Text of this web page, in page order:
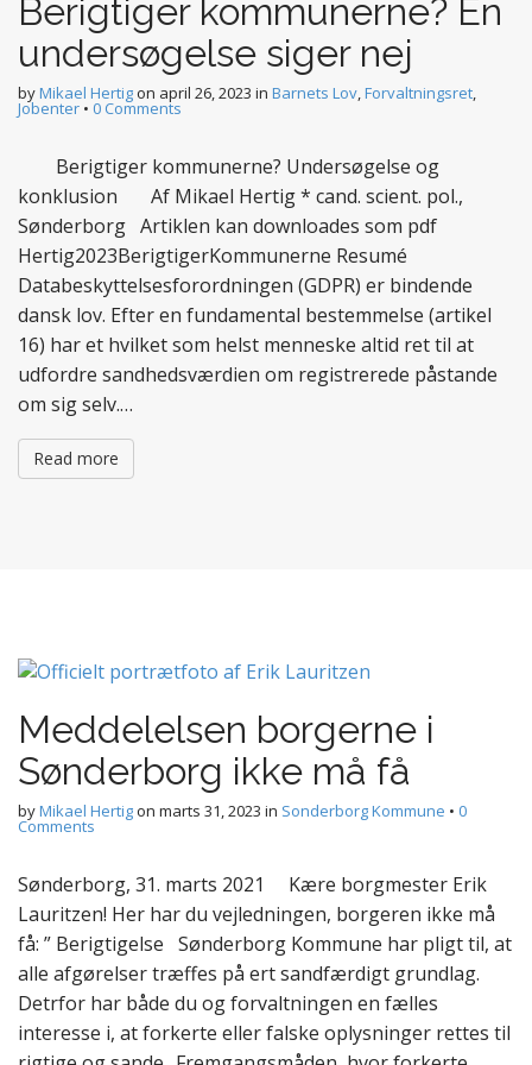
Berigtiger kommunerne? En
undersøgelse siger nej
byMikael Hertigon april 26, 2023 in Barnets Lov,Forvaltningsret,
Jobenter • 0 Comments
Berigtiger kommunerne? Undersøgelse og
konklusion Af Mikael Hertig * cand. scient. pol.,
Sønderborg Artiklen kan downloades som pdf
Hertig2023BerigtigerKommunerne Resumé
Databeskyttelsesforordningen (GDPR) er bindende
dansk lov. Efter en fundamental bestemmelse (artikel
16) har et hvilket som helst menneske altid ret til at
udfordre sandhedsværdien om registrerede påstande
om sig selv.…
Read more
Meddelelsen borgerne i
Sønderborg ikke må få
byMikael Hertigon marts 31, 2023 in Sonderborg Kommune • 0
Comments
Sønderborg, 31. marts 2021 Kære borgmester Erik
Lauritzen! Her har du vejledningen, borgeren ikke må
få: ” Berigtigelse Sønderborg Kommune har pligt til, at
alle afgørelser træffes på ert sandfærdigt grundlag.
Detrfor har både du og forvaltningen en fælles
interesse i, at forkerte eller falske oplysninger rettes til